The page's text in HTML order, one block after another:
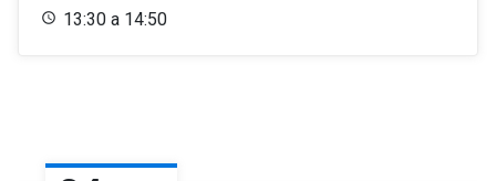
13:30 a 14:50